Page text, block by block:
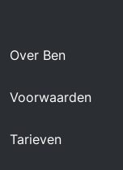
Over Ben
Voorwaarden
Tarieven